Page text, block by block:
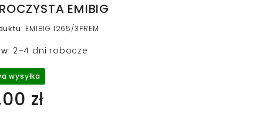
EMIBIG
: EMIBIG 1265/3PREM
w: 2–4 dni robocze
wysyłka
zł